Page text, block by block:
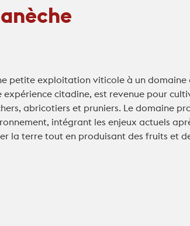
petite exploitation viticole à un
citadine, est revenue pour
abricotiers et pruniers. Le domaine
intégrant les enjeux actuels
la terre tout en produisant des fruits et